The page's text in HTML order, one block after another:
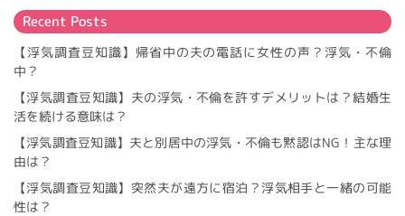
ー
シ
ョ
ン
Recent Posts
【浮気調査豆知識】帰省中の夫の電話に女性の声？浮気・不倫
中？
【浮気調査豆知識】夫の浮気・不倫を許すデメリットは？結婚生
活を続ける意味は？
【浮気調査豆知識】夫と別居中の浮気・不倫も黙認はNG！主な理
由は？
【浮気調査豆知識】突然夫が遠方に宿泊？浮気相手と一緒の可能
性は？